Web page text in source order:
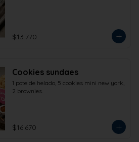
$13.770
Cookies sundaes
1 pote de helado, 5 cookies mini new york,
2 brownies.
$16.670